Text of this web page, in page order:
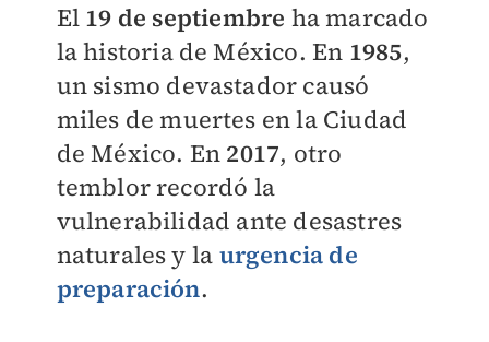
El 19 de septiembre ha marcado
la historia de México. En 1985,
un sismo devastador causó
miles de muertes en la Ciudad
de México. En 2017, otro
temblor recordó la
vulnerabilidad ante desastres
naturales y la urgencia de
preparación.